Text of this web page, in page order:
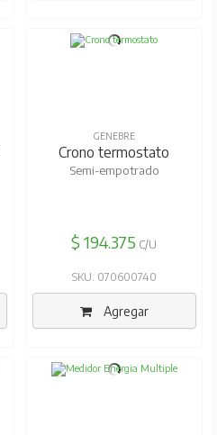
GENEBRE
Crono termostato
Semi-empotrado
$ 194.375 C/U
SKU: 070600740
Agregar